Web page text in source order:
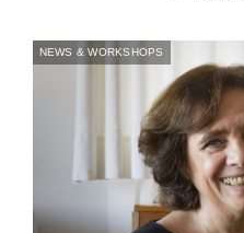
NEWS & WORKSHOPS